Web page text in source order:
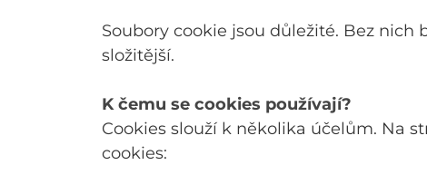
Soubory cookie jsou důležité. Bez
složitější.
K čemu se cookies používají?
Cookies slouží k několika účelům. Na
cookies: